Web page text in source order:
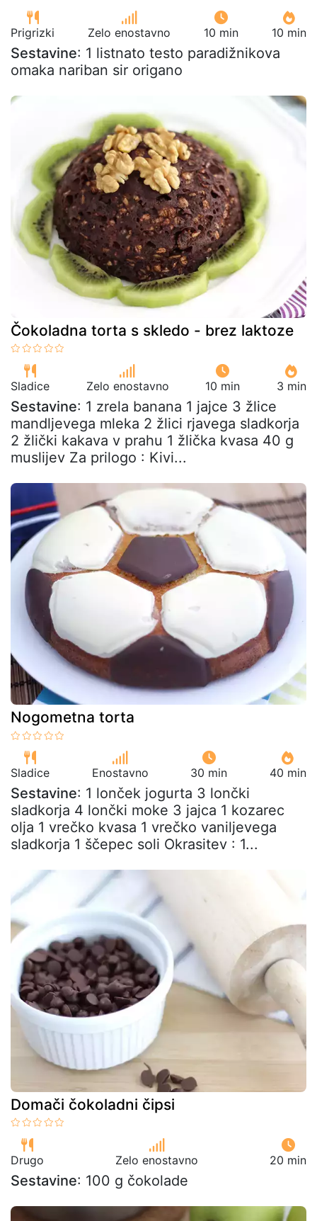
Prigrizki Zelo enostavno 10 min 10 min
Sestavine: 1 listnato testo paradižnikova
omaka nariban sir origano
Čokoladna torta s skledo - brez laktoze
Sladice Zelo enostavno 10 min 3 min
Sestavine: 1 zrela banana 1 jajce 3 žlice
mandljevega mleka 2 žlici rjavega sladkorja
2 žlički kakava v prahu 1 žlička kvasa 40 g
muslijev Za prilogo : Kivi...
Nogometna torta
Sladice Enostavno 30 min 40 min
Sestavine: 1 lonček jogurta 3 lončki
sladkorja 4 lončki moke 3 jajca 1 kozarec
olja 1 vrečko kvasa 1 vrečko vaniljevega
sladkorja 1 ščepec soli Okrasitev : 1...
Domači čokoladni čipsi
Drugo Zelo enostavno 20 min
Sestavine: 100 g čokolade